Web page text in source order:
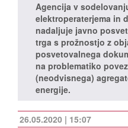
Agencija v
elektroperaterjema in
nadaljuje javno
trga s prožnostjo z
posvetovalnega
na problematiko
(neodvisnega)
energije.
26.05.2020 | 15:07